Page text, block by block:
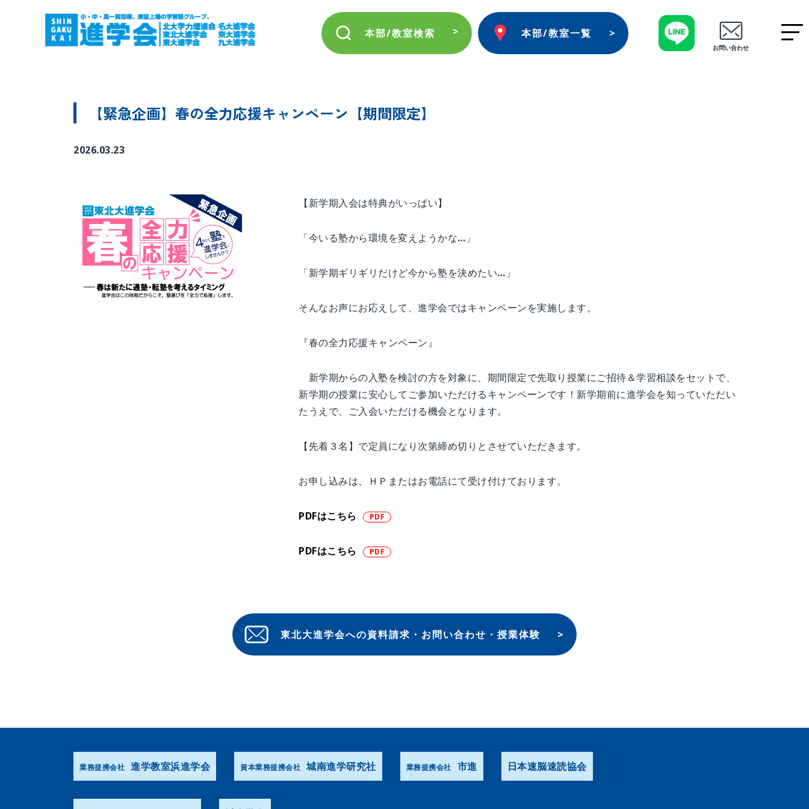
本部/教室検索 本部/教室一覧
お問い合わせ
【緊急企画】春の全力応援キャンペーン【期間限定】
2026.03.23
【新学期入会は特典がいっぱい】
「今いる塾から環境を変えようかな…」
「新学期ギリギリだけど今から塾を決めたい…」
そんなお声にお応えして、進学会ではキャンペーンを実施します。
『春の全力応援キャンペーン』
新学期からの入塾を検討の方を対象に、期間限定で先取り授業にご招待＆学習相談をセットで、
新学期の授業に安心してご参加いただけるキャンペーンです！新学期前に進学会を知っていただい
たうえで、ご入会いただける機会となります。
【先着３名】で定員になり次第締め切りとさせていただきます。
お申し込みは、ＨＰまたはお電話にて受け付けております。
PDFはこちら
PDFはこちら
東北大進学会への資料請求・お問い合わせ・授業体験
業務提携会社 進学教室浜進学会 資本業務提携会社 城南進学研究社 業務提携会社 市進 日本速脳速読協会